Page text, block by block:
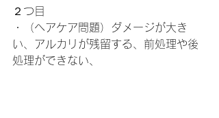
２つ目
・（ヘアケア問題）ダメージが大き
い、アルカリが残留する、前処理や後
処理ができない、